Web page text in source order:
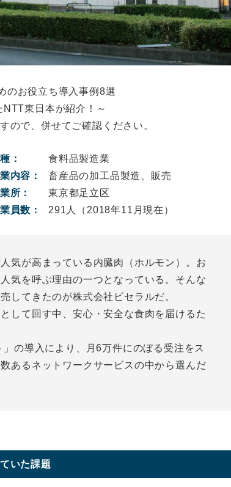
のお役立ち導入事例8選
東日本が紹介！～
ので、併せてご確認ください。
：
食料品製造業
内容：
畜産品の加工品製造、販売
所：
東京都足立区
員数：
291人（2018年11月現在）
気が高まっている内臓肉（ホルモン）。お
気を呼ぶ理由の一つとなっている。そんな
してきたのが株式会社ビセラルだ。
して回す中、安心・安全な食肉を届けるた
の導入により、月6万件にのぼる受注をス
あるネットワークサービスの中から選んだ
いた課題